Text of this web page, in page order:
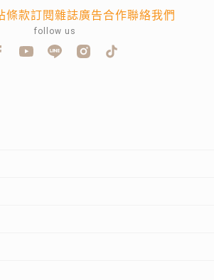
條款訂閱雜誌廣告合作聯絡我們
follow us